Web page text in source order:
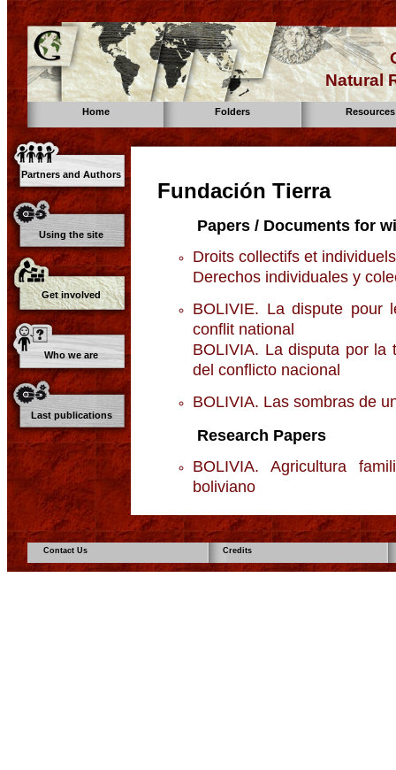
Natural
Home Folders Resources
Partners and Authors
Using the site
Get involved
Who we are
Last publications
Fundación Tierra
Papers / Documents for
Droits collectifs et
Derechos individuales y
BOLIVIE. La dispute pour
conflit national
BOLIVIA. La disputa por
del conflicto nacional
BOLIVIA. Las sombras de
Research Papers
BOLIVIA. Agricultura
boliviano
Contact Us Credits